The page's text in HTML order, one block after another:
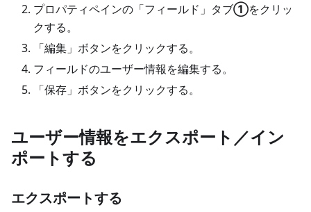
プロパティペインの「フィールド」タブ①をクリッ
クする。
「編集」ボタンをクリックする。
フィールドのユーザー情報を編集する。
「保存」ボタンをクリックする。
ユーザー情報をエクスポート／イン
ポートする
エクスポートする